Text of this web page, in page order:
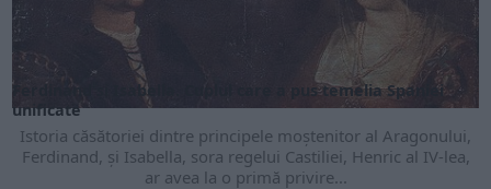
Ferdinand și Isabella. Cuplul care a pus temelia Spaniei
unificate
Istoria căsătoriei dintre principele moştenitor al Aragonului,
Ferdinand, şi Isabella, sora regelui Castiliei, Henric al IV-lea,
ar avea la o primă privire...